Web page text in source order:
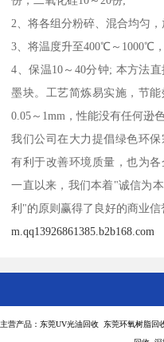
2、将各组分粉碎、混合均匀
3、将温度升至400℃～1000℃
4、保温10～40分钟; 本方法
墨块。工艺简炼易实施，节
0.05～1mm，性能没有任何逊
我们公司在大力提倡绿色环
有利于改善环境质量，也为各
一直以来，我们本着"诚信为
利"的原则赢得了良好的商业信
m.qq13926861385.b2b168.com
主营产品：东莞UV光油回收 东莞环氧树脂